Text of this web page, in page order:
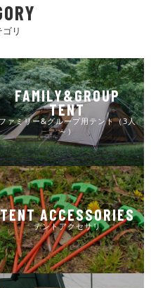
リ
FAMILY&GROUP
TENT
ファミリー&グループ用テント（3人
～）
TENT ACCESSORIES
テントアクセサリ